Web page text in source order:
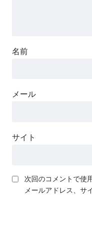
名前
メール
サイト
次回のコメントで使
メールアドレス、サ